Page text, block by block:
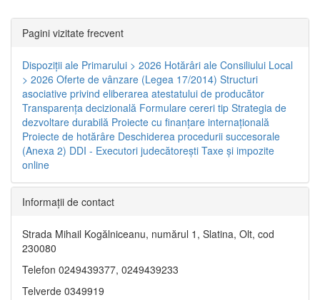
Pagini vizitate frecvent
Dispoziţii ale Primarului > 2026 Hotărâri ale Consiliului Local
> 2026 Oferte de vânzare (Legea 17/2014) Structuri
asociative privind eliberarea atestatului de producător
Transparenţa decizională Formulare cereri tip Strategia de
dezvoltare durabilă Proiecte cu finanţare internaţională
Proiecte de hotărâre Deschiderea procedurii succesorale
(Anexa 2) DDI - Executori judecătorești Taxe şi impozite
online
Informaţii de contact
Strada Mihail Kogălniceanu, numărul 1, Slatina, Olt, cod
230080
Telefon 0249439377, 0249439233
Telverde 0349919